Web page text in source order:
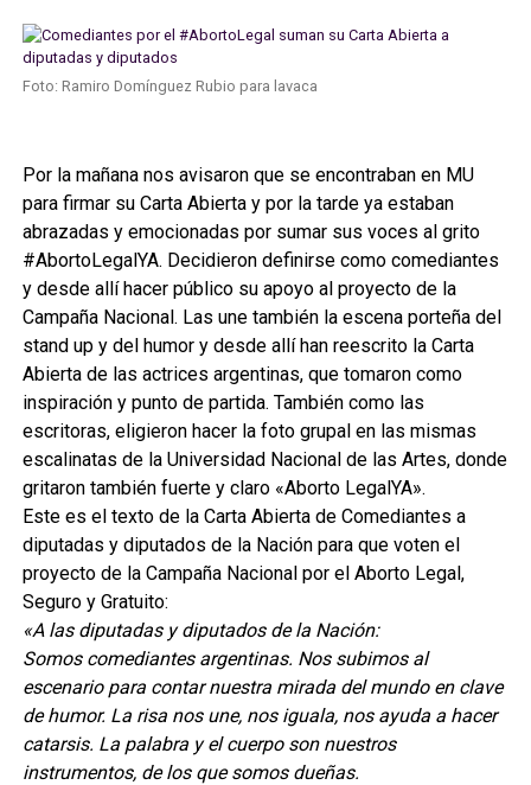
Foto: Ramiro Domínguez Rubio para lavaca
Por la mañana nos avisaron que se encontraban en MU
para firmar su Carta Abierta y por la tarde ya estaban
abrazadas y emocionadas por sumar sus voces al grito
#AbortoLegalYA. Decidieron definirse como comediantes
y desde allí hacer público su apoyo al proyecto de la
Campaña Nacional. Las une también la escena porteña del
stand up y del humor y desde allí han reescrito la Carta
Abierta de las actrices argentinas, que tomaron como
inspiración y punto de partida. También como las
escritoras, eligieron hacer la foto grupal en las mismas
escalinatas de la Universidad Nacional de las Artes, donde
gritaron también fuerte y claro «Aborto LegalYA».
Este es el texto de la Carta Abierta de Comediantes a
diputadas y diputados de la Nación para que voten el
proyecto de la Campaña Nacional por el Aborto Legal,
Seguro y Gratuito:
«A las diputadas y diputados de la Nación:
Somos comediantes argentinas. Nos subimos al
escenario para contar nuestra mirada del mundo en clave
de humor. La risa nos une, nos iguala, nos ayuda a hacer
catarsis. La palabra y el cuerpo son nuestros
instrumentos, de los que somos dueñas.